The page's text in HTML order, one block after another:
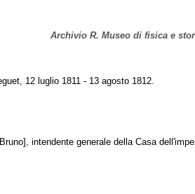
Archivio R. Museo di fisica e
12 luglio 1811 - 13 agosto 1812.
intendente generale della Casa